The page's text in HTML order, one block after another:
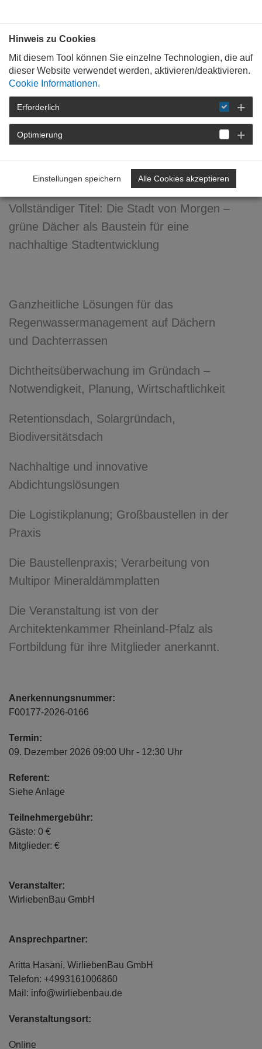
STARTSEITE
DETAIL
Die Stadt von Morgen –
grüne Dächer als Baustein
Vollständiger Titel: Die Stadt von Morgen –
grüne Dächer als Baustein für eine
nachhaltige Stadtentwicklung
Ganzheitliche Lösungen für das
Regenwassermanagement auf Dächern
und Dachterrassen
Dichtheitsüberwachung im Gründach –
Notwendigkeit, Planung, Wirtschaftlichkeit
Retentionsdach, Solargründach,
Biodiversitätsdach
Nachhaltige und innovative
Abdichtungslösungen
Die Logistikplanung; Großbaustellen in der
Praxis
Die Baustellenpraxis; Verarbeitung von
Multipor Mineraldämmplatten
Die Veranstaltung ist von der
Architektenkammer Rheinland-Pfalz als
Fortbildung für ihre Mitglieder anerkannt.
Anerkennungsnummer:
F00177-2026-0166
Termin:
09. Dezember 2026 09:00 Uhr - 12:30 Uhr
Referent:
Siehe Anlage
Teilnehmergebühr:
Gäste: 0 €
Mitglieder: €
Veranstalter:
WirliebenBau GmbH
Ansprechpartner:
Aritta Hasani, WirliebenBau GmbH
Telefon: +4993161006860
Mail: info@wirliebenbau.de
Veranstaltungsort:
Online
Hinweis zu Cookies
Mit diesem Tool können Sie einzelne Technologien, die auf
dieser Website verwendet werden, aktivieren/deaktivieren.
Cookie Informationen.
Erforderlich
Optimierung
Einstellungen speichern Alle Cookies akzeptieren